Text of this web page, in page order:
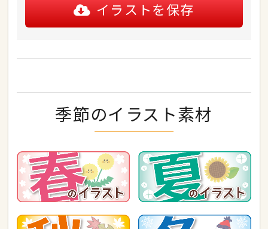
イラストを保存
季節のイラスト素材